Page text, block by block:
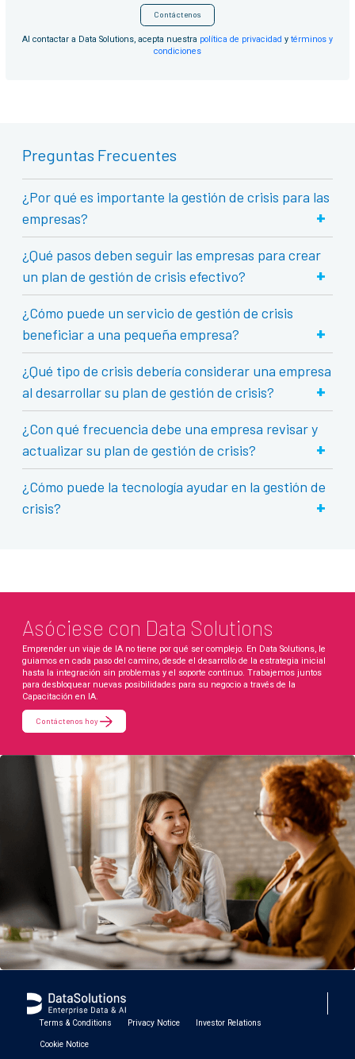
Contáctenos
Al contactar a Data Solutions, acepta nuestra política de privacidad y términos y
condiciones
Preguntas Frecuentes
¿Por qué es importante la gestión de crisis para las
empresas?
+
¿Qué pasos deben seguir las empresas para crear
un plan de gestión de crisis efectivo?
+
¿Cómo puede un servicio de gestión de crisis
beneficiar a una pequeña empresa?
+
¿Qué tipo de crisis debería considerar una empresa
al desarrollar su plan de gestión de crisis?
+
¿Con qué frecuencia debe una empresa revisar y
actualizar su plan de gestión de crisis?
+
¿Cómo puede la tecnología ayudar en la gestión de
crisis?
+
Asóciese con Data Solutions
Emprender un viaje de IA no tiene por qué ser complejo. En Data Solutions, le
guiamos en cada paso del camino, desde el desarrollo de la estrategia inicial
hasta la integración sin problemas y el soporte continuo. Trabajemos juntos
para desbloquear nuevas posibilidades para su negocio a través de la
Capacitación en IA.
Contáctenos hoy
Terms & Conditions Privacy Notice Investor Relations
Cookie Notice